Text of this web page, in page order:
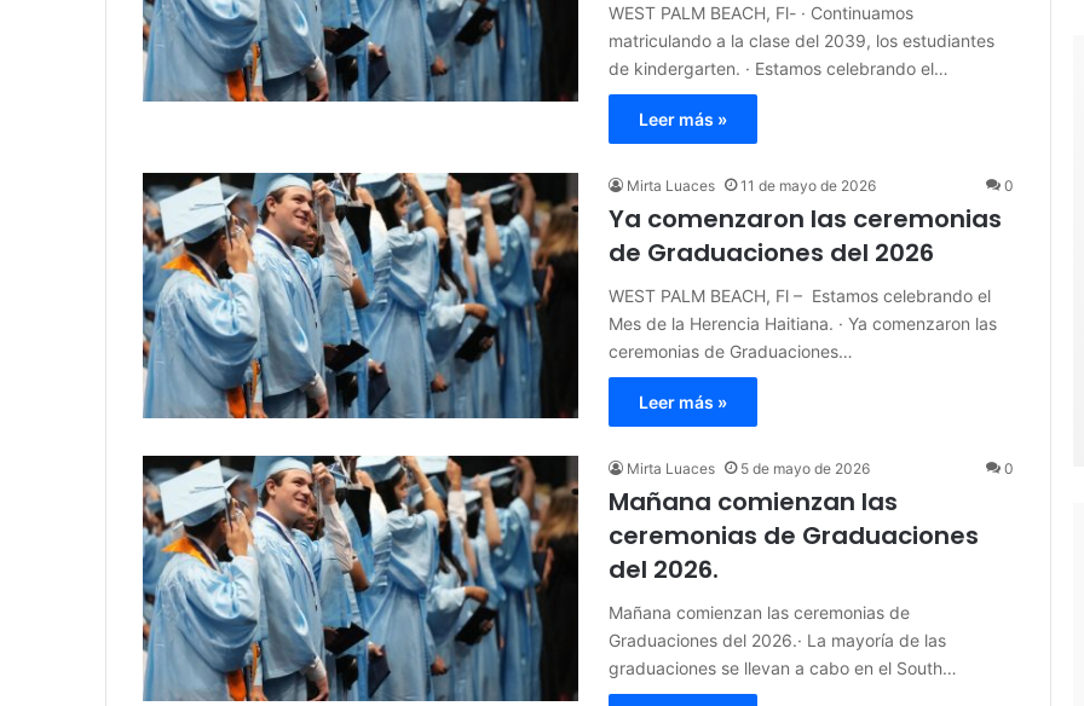
WEST PALM BEACH, Fl- · Continuamos
matriculando a la clase del 2039, los estudiantes
de kindergarten. · Estamos celebrando el…
Leer más »
Mirta Luaces 11 de mayo de 2026 0
Ya comenzaron las ceremonias
de Graduaciones del 2026
WEST PALM BEACH, Fl – Estamos celebrando el
Mes de la Herencia Haitiana. · Ya comenzaron las
ceremonias de Graduaciones…
Leer más »
Mirta Luaces 5 de mayo de 2026 0
Mañana comienzan las
ceremonias de Graduaciones
del 2026.
Mañana comienzan las ceremonias de
Graduaciones del 2026.· La mayoría de las
graduaciones se llevan a cabo en el South…